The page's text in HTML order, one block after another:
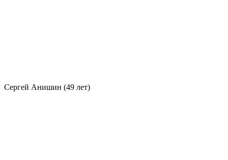
Сергей Анишин (49 лет)